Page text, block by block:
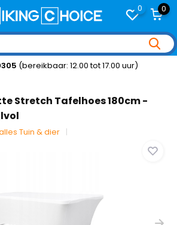
0 0
(bereikbaar: 12.00 tot 17.00 uur)
Stretch Tafelhoes 180cm -
Tuin & dier